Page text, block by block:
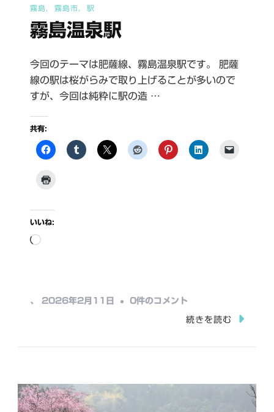
霧島
霧島市 駅
霧島温泉駅
今回のテーマは肥薩線、霧島温泉駅です。 肥薩
線の駅は桜がらみで取り上げることが多いので
すが、今回は純粋に駅の造 …
共有:
いいね:
読
中…
、 2026年2月11日 霧
0件のコメント
続きを読む